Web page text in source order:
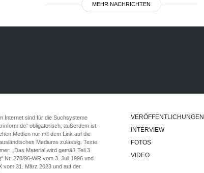
MEHR NACHRICHTEN
VERÖFFENTLICHUNGEN
INTERVIEW
FOTOS
VIDEO
Internet sind für die Suchsysteme
obligatorisch, außerdem ist
Medien nur mit dem Link auf die
Mediums zulässig. Texte
„Das Material wird gemäß Teil 3
Nr. 270/96-WR vom 3. Juli 1996 und
vom 31. März 2023 und auf der